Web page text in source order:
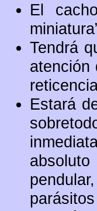
El
Tendrá
atención
Estará